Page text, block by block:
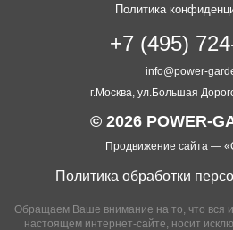
Политика
+7 (495)
info@power-
г.Москва, ул.Большая
Обращаем Ваше внимание на то, что вся
настоящем интернет-сайте, носит
© 2026 POWER-
Продвижение сайта —
Политика обработки